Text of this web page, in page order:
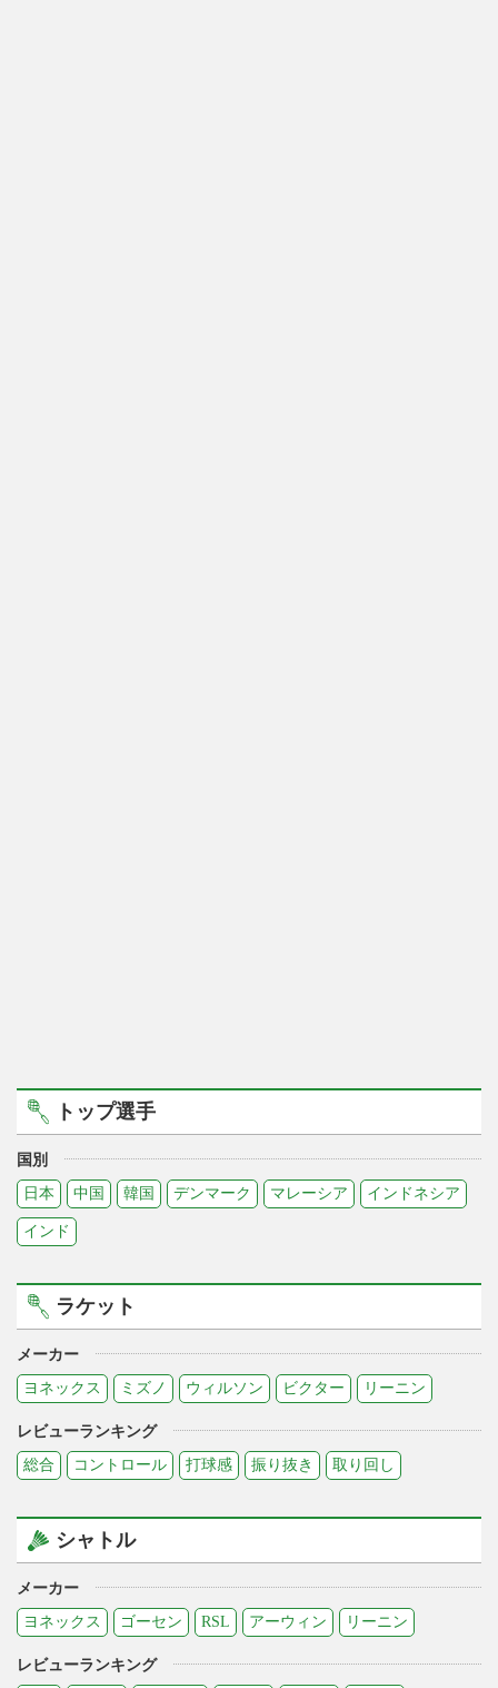
トップ選手
国別
日本
中国 韓国 デンマーク マレーシア インドネシア
インド
ラケット
メーカー
ヨネックス
ミズノ ウィルソン ビクター リーニン
レビューランキング
総合
コントロール 打球感 振り抜き 取り回し
シャトル
メーカー
ヨネックス
ゴーセン RSL アーウィン リーニン
レビューランキング